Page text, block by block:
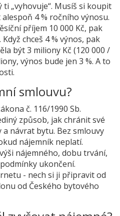
„vyhovuje“. Musíš si koupit
4 % ročního výnosu.
příjem 10 000 Kč, pak
chceš 4 % výnos, pak
být 3 miliony Kč (120 000 /
výnos bude jen 3 %. A to
smlouvu?
č. 116/1990 Sb.
způsob, jak chránit své
návrat bytu. Bez smlouvy
nájemník neplatí.
nájemného, dobu trvání,
ukončení.
- nech si ji připravit od
od Českého bytového